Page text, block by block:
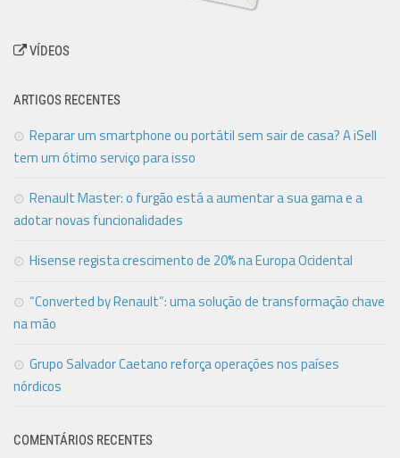
VÍDEOS
ARTIGOS RECENTES
Reparar um smartphone ou portátil sem sair de casa? A iSell
tem um ótimo serviço para isso
Renault Master: o furgão está a aumentar a sua gama e a
adotar novas funcionalidades
Hisense regista crescimento de 20% na Europa Ocidental
“Converted by Renault”: uma solução de transformação chave
na mão
Grupo Salvador Caetano reforça operações nos países
nórdicos
COMENTÁRIOS RECENTES